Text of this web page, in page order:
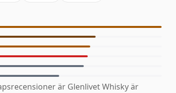
är Glenlivet Whisky är